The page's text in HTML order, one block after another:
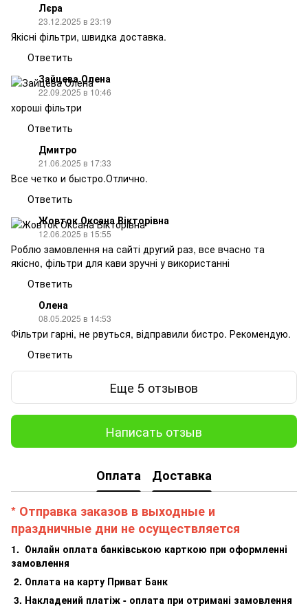
Лєра
23.12.2025 в 23:19
Якісні фільтри, швидка доставка.
Ответить
Зайцева Олена
22.09.2025 в 10:46
хороші фільтри
Ответить
Дмитро
21.06.2025 в 17:33
Все четко и быстро.Отлично.
Ответить
Жовток Оксана Вікторівна
12.06.2025 в 15:55
Роблю замовлення на сайті другий раз, все вчасно та
якісно, фільтри для кави зручні у використанні
Ответить
Олена
08.05.2025 в 14:53
Фільтри гарні, не рвуться, відправили бистро. Рекомендую.
Ответить
Еще 5 отзывов
Написать отзыв
Оплата Доставка
* Отправка заказов в выходные и
праздничные дни не осуществляется
1. Онлайн оплата банківською карткою при оформленні
замовлення
2. Оплата на карту Приват Банк
3. Накладений платіж - оплата при отримані замовлення